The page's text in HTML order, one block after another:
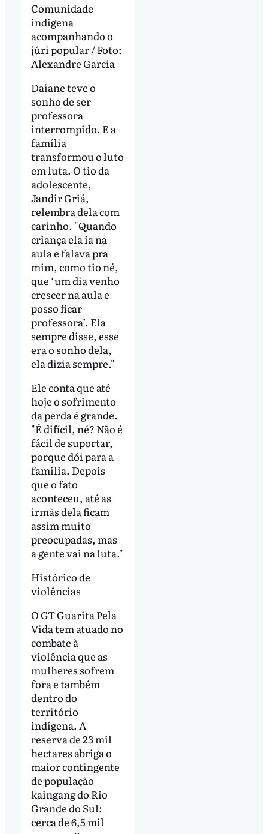
Comunidade
indígena
acompanhando o
júri popular / Foto:
Alexandre Garcia
Daiane teve o
sonho de ser
professora
interrompido. E a
família
transformou o luto
em luta. O tio da
adolescente,
Jandir Griá,
relembra dela com
carinho. "Quando
criança ela ia na
aula e falava pra
mim, como tio né,
que ‘um dia venho
crescer na aula e
posso ficar
professora’. Ela
sempre disse, esse
era o sonho dela,
ela dizia sempre."
Ele conta que até
hoje o sofrimento
da perda é grande.
"É difícil, né? Não é
fácil de suportar,
porque dói para a
família. Depois
que o fato
aconteceu, até as
irmãs dela ficam
assim muito
preocupadas, mas
a gente vai na luta."
Histórico de
violências
O GT Guarita Pela
Vida tem atuado no
combate à
violência que as
mulheres sofrem
fora e também
dentro do
território
indígena. A
reserva de 23 mil
hectares abriga o
maior contingente
de população
kaingang do Rio
Grande do Sul:
cerca de 6,5 mil